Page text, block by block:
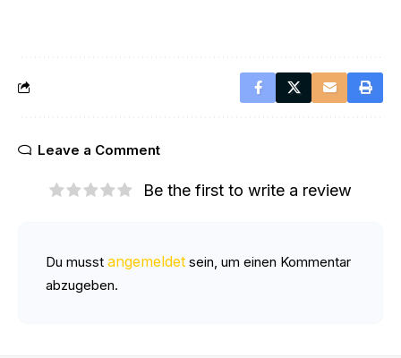
Leave a Comment
Be the first to write a review
Du musst angemeldet sein, um einen Kommentar
abzugeben.